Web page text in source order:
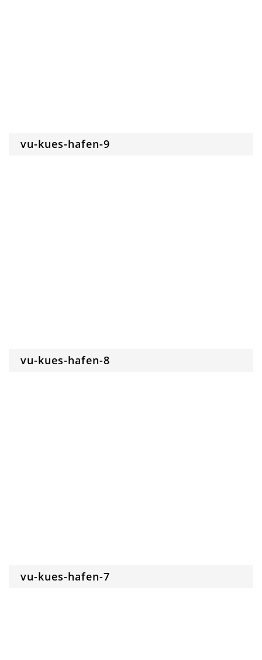
vu-kues-hafen-9
vu-kues-hafen-8
vu-kues-hafen-7